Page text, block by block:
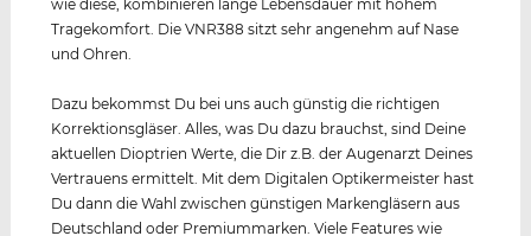
wie diese, kombinieren lange Lebensdauer mit hohem
Tragekomfort. Die VNR388 sitzt sehr angenehm auf Nase
und Ohren.
Dazu bekommst Du bei uns auch günstig die richtigen
Korrektionsgläser. Alles, was Du dazu brauchst, sind Deine
aktuellen Dioptrien Werte, die Dir z.B. der Augenarzt Deines
Vertrauens ermittelt. Mit dem Digitalen Optikermeister hast
Du dann die Wahl zwischen günstigen Markengläsern aus
Deutschland oder Premiummarken. Viele Features wie